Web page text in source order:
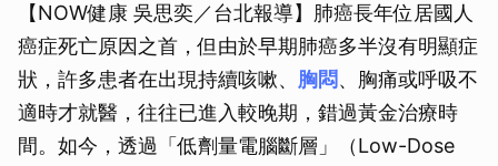
【NOW健康 吳思奕／台北報導】肺癌長年位居國人
癌症死亡原因之首，但由於早期肺癌多半沒有明顯症
狀，許多患者在出現持續咳嗽、 胸悶、胸痛或呼吸不
適時才就醫，往往已進入較晚期，錯過黃金治療時
間。如今，透過「低劑量電腦斷層」（Low-Dose